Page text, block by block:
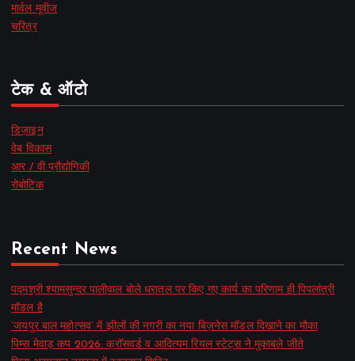
मार्वल मूवीज
चरित्र
टेक & ऑटो
डिज़ाइन
वेब विकास
आर / वी प्रौद्योगिकी
रोबोटिक
Recent News
पद्मश्री श्यामसुन्दर पालीवाल बोले धरातल पर किए गए कार्य का परिणाम ही पिपलांत्री
मॉडल है
‘जयपुर बाल महोत्सव’ में झीलों की नगरी का नया बिज़नेस मॉडल दिखाने का मौका
पिम्स मेवाड़ कप 2026: क्रॉसवर्ड व आदित्यम रियल स्टेट्स ने मुकाबले जीते